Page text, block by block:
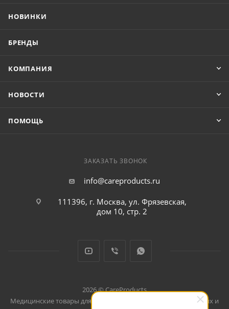
НОВИНКИ
БРЕНДЫ
КОМПАНИЯ
НОВОСТИ
ПОМОЩЬ
ЗАКАЗАТЬ ЗВОНОК
info@careproducts.ru
111396, г. Москва, ул. Фрязевская,
дом 10, стр. 2
2026 © CareProducts
Медицинские товары для использования дома, в путешествиях и